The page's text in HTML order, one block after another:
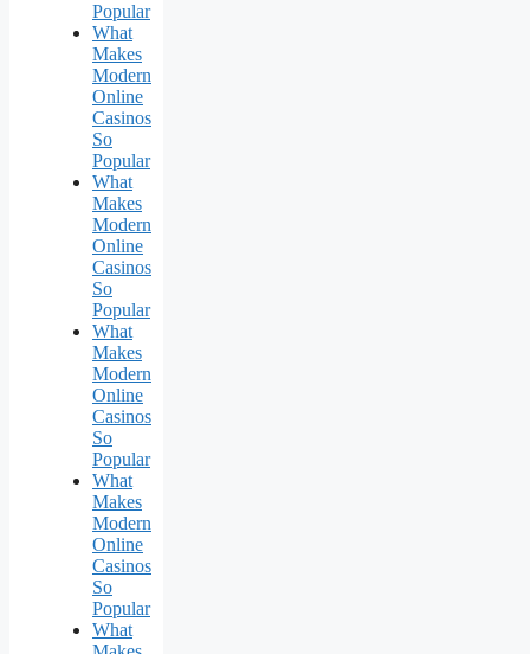
Popular
What
Makes
Modern
Online
Casinos
So
Popular
What
Makes
Modern
Online
Casinos
So
Popular
What
Makes
Modern
Online
Casinos
So
Popular
What
Makes
Modern
Online
Casinos
So
Popular
What